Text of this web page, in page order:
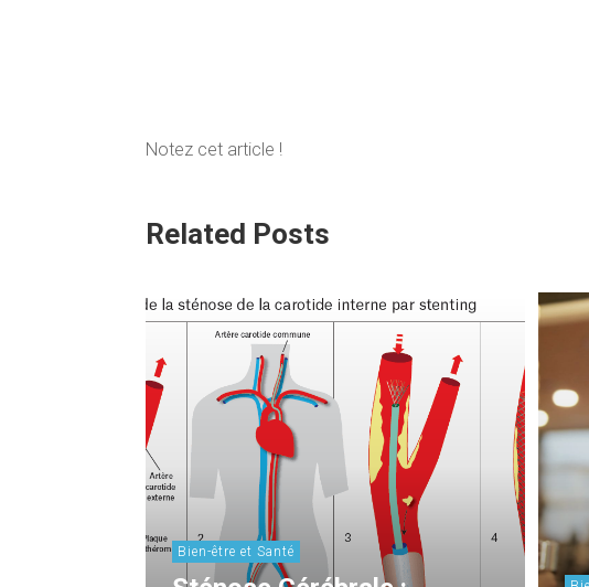
Notez cet article !
Related Posts
Bien-être et Santé